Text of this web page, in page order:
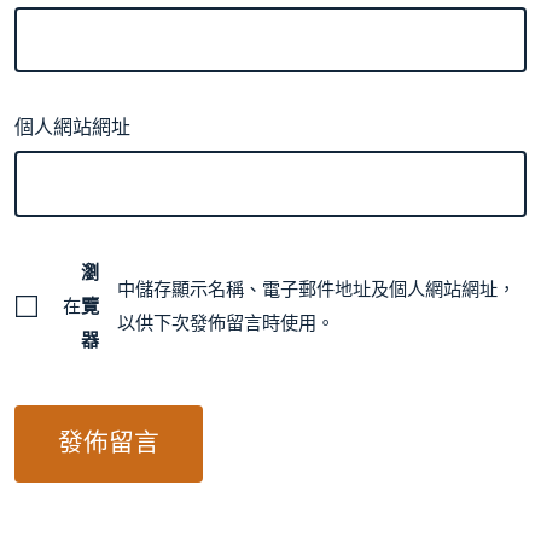
個人網站網址
在
瀏
覽
器
中儲存顯示名稱、電子郵件地址及個人網站網址，
以供下次發佈留言時使用。